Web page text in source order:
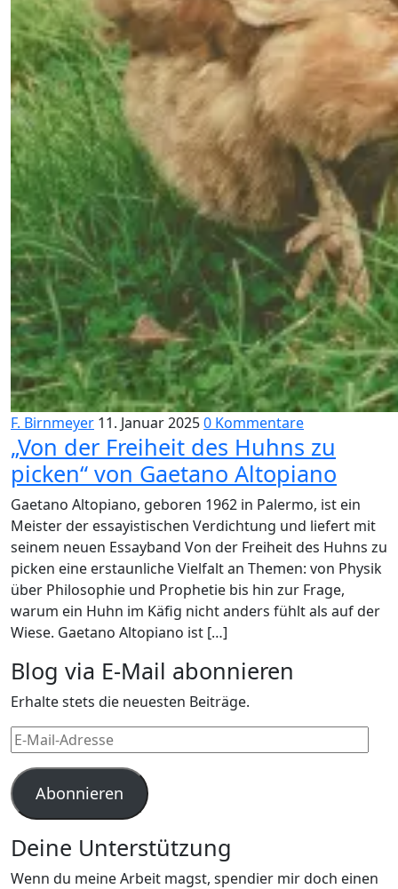
F. Birnmeyer 11. Januar 20250 Kommentare
„Von der Freiheit des Huhns zu
picken“ von Gaetano Altopiano
Gaetano Altopiano, geboren 1962 in Palermo, ist ein
Meister der essayistischen Verdichtung und liefert mit
seinem neuen Essayband Von der Freiheit des Huhns zu
picken eine erstaunliche Vielfalt an Themen: von Physik
über Philosophie und Prophetie bis hin zur Frage,
warum ein Huhn im Käfig nicht anders fühlt als auf der
Wiese. Gaetano Altopiano ist […]
Blog via E-Mail abonnieren
Erhalte stets die neuesten Beiträge.
E-
Mail-
Adresse
Abonnieren
Deine Unterstützung
Wenn du meine Arbeit magst, spendier mir doch einen